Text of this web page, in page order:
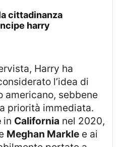
harry
l’idea di
americano, sebbene
priorità immediata.
in California nel 2020,
Meghan Markle e ai